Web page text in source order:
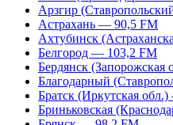
Арзгир
Астрахань — 90,5 FM
Ахтубинск
Белгород — 103,2 FM
Бердянск
Благодарный
Братск (Иркутская
Бриньковская